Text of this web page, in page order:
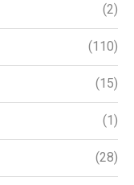
(2)
(110)
(15)
(1)
(28)